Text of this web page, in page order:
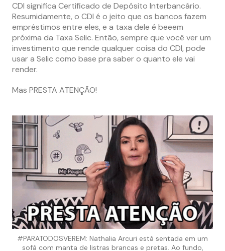
CDI significa Certificado de Depósito Interbancário.
Resumidamente, o CDI é o jeito que os bancos fazem
empréstimos entre eles, e a taxa dele é beeem
próxima da Taxa Selic. Então, sempre que você ver um
investimento que rende qualquer coisa do CDI, pode
usar a Selic como base pra saber o quanto ele vai
render.
Mas PRESTA ATENÇÃO!
#PARATODOSVEREM: Nathalia Arcuri está sentada em um
sofá com manta de listras brancas e pretas. Ao fundo,